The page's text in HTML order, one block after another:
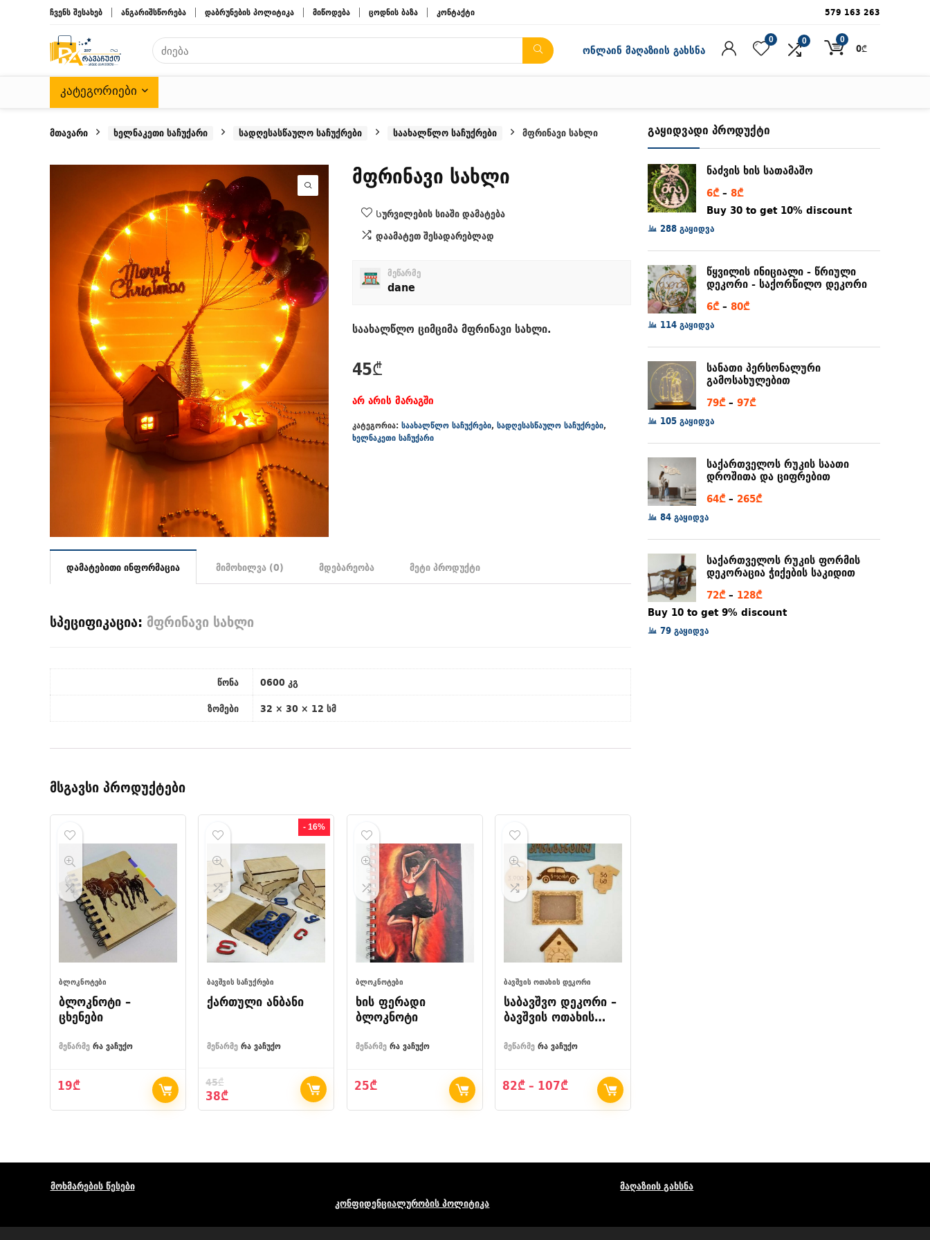
ჩვენს შესახებ ანგარიშსწორება დაბრუნების პოლიტიკა მიწოდება ცოდნის ბაზა კონტაქტი 579 163 263
ონლაინ მაღაზიის გახსნა
0 0 0
0₾
ᲙᲐᲢᲔᲒᲝᲠᲘᲔᲑᲘ
მთავარი ხელნაკეთი საჩუქარი სადღესასწაულო საჩუქრები საახალწლო საჩუქრები მფრინავი სახლი
მფრინავი სახლი
Სურვილების სიაში დამატება
დაამატეთ შესადარებლად
მეწარმე
dane
საახალწლო ციმციმა მფრინავი სახლი.
45₾
არ არის მარაგში
კატეგორია: საახალწლო საჩუქრები, სადღესასწაულო საჩუქრები,
ხელნაკეთი საჩუქარი
დამატებითი ინფორმაცია მიმოხილვა (0) მდებარეობა მეტი პროდუქტი
სპეციფიკაცია: მფრინავი სახლი
წონა
0600 კგ
ზომები
32 × 30 × 12 სმ
მსგავსი პროდუქტები
ᲑᲚᲝᲙᲜᲝᲢᲔᲑᲘ
ბლოკნოტი –
ცხენები
მეწარმე რა ვაჩუქო
19₾
- 16%
ᲑᲐᲕᲨᲕᲘᲡ ᲡᲐᲩᲣᲥᲠᲔᲑᲘ
ქართული ანბანი
მეწარმე რა ვაჩუქო
45₾
Original
price
38₾Current
price
ᲑᲚᲝᲙᲜᲝᲢᲔᲑᲘ
ხის ფერადი
ბლოკნოტი
მეწარმე რა ვაჩუქო
25₾
ᲑᲐᲕᲨᲕᲘᲡ ᲝᲗᲐᲮᲘᲡ ᲓᲔᲙᲝᲠᲘ
საბავშვო დეკორი –
ბავშვის ოთახის
მეწარმე რა ვაჩუქო
82₾– 107₾Price
range:
82₾
გაყიდვადი პროდუქტი
ნაძვის ხის სათამაშო
6₾ – 8₾Price
range:
Buy 30 to get 10% discount
288 გაყიდვა
წყვილის ინიციალი - წრიული
დეკორი - საქორწილო დეკორი
6₾ – 80₾Price
through
80₾
114 გაყიდვა
სანათი პერსონალური
გამოსახულებით
79₾ – 97₾Price
through
97₾
105 გაყიდვა
საქართველოს რუკის საათი
დროშითა და ციფრებით
64₾ – 265₾Price
through
265₾
84 გაყიდვა
საქართველოს რუკის ფორმის
დეკორაცია ჭიქების საკიდით
72₾ – 128₾Price
range:
Buy 10 to get 9% discount
79 გაყიდვა
მოხმარების წესები
კონფიდენციალურობის პოლიტიკა
მაღაზიის გახსნა